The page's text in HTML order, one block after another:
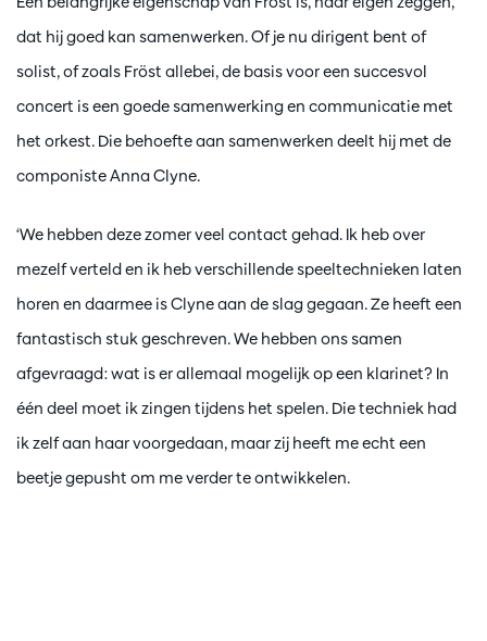
dat hij goed kan samenwerken. Of je nu dirigent bent of
solist, of zoals Fröst allebei, de basis voor een succesvol
concert is een goede samenwerking en communicatie met
het orkest. Die behoefte aan samenwerken deelt hij met de
componiste Anna Clyne.
‘We hebben deze zomer veel contact gehad. Ik heb over
mezelf verteld en ik heb verschillende speeltechnieken laten
horen en daarmee is Clyne aan de slag gegaan. Ze heeft een
fantastisch stuk geschreven. We hebben ons samen
afgevraagd: wat is er allemaal mogelijk op een klarinet? In
één deel moet ik zingen tijdens het spelen. Die techniek had
ik zelf aan haar voorgedaan, maar zij heeft me echt een
beetje gepusht om me verder te ontwikkelen.